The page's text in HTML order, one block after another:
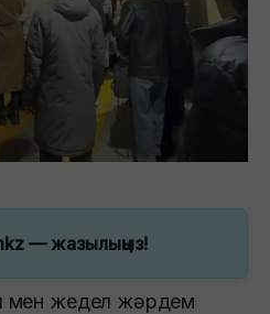
— жазылыңыз!
мен жедел жәрдем